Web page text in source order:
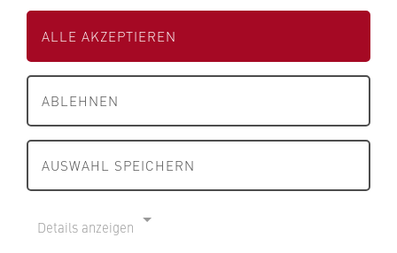
e
e
e
W
s
c
h
a
f
t
u
n
d
e
e
i
t
e
d
e
H
W
R
B
ALLE AKZEPTIEREN
ABLEHNEN
AUSWAHL SPEICHERN
Details anzeigen